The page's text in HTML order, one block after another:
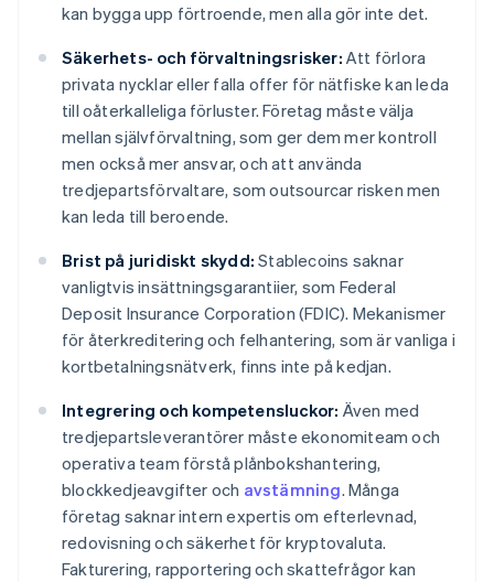
kan bygga upp förtroende, men alla gör inte det.
Säkerhets- och förvaltningsrisker: Att förlora
privata nycklar eller falla offer för nätfiske kan leda
till oåterkalleliga förluster. Företag måste välja
mellan självförvaltning, som ger dem mer kontroll
men också mer ansvar, och att använda
tredjepartsförvaltare, som outsourcar risken men
kan leda till beroende.
Brist på juridiskt skydd: Stablecoins saknar
vanligtvis insättningsgarantiier, som Federal
Deposit Insurance Corporation (FDIC). Mekanismer
för återkreditering och felhantering, som är vanliga i
kortbetalningsnätverk, finns inte på kedjan.
Integrering och kompetensluckor: Även med
tredjepartsleverantörer måste ekonomiteam och
operativa team förstå plånbokshantering,
blockkedjeavgifter och avstämning. Många
företag saknar intern expertis om efterlevnad,
redovisning och säkerhet för kryptovaluta.
Fakturering, rapportering och skattefrågor kan